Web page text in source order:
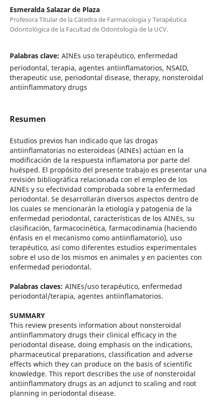
Esmeralda Salazar de Plaza
Profesora Titular de la Cátedra de Farmacología y Terapéutica
Odontológica de la Facultad de Odontología de la UCV.
Palabras clave: AINEs uso terapéutico, enfermedad
periodontal, terapia, agentes antiinflamatorios, NSAID,
therapeutic use, periodontal disease, therapy, nonsteroidal
antiinflammatory drugs
Resumen
Estudios previos han indicado que las drogas
antiinflamatorias no esteroideas (AINEs) actúan en la
modificación de la respuesta inflamatoria por parte del
huésped. El propósito del presente trabajo es presentar una
revisión bibliográfica relacionada con el empleo de los
AINEs y su efectividad comprobada sobre la enfermedad
periodontal. Se desarrollarán diversos aspectos dentro de
los cuales se mencionarán la etiología y patogenia de la
enfermedad periodontal, características de los AINEs, su
clasificación, farmacocinética, farmacodinamia (haciendo
énfasis en el mecanismo como antiinflamatorio), uso
terapéutico, así como diferentes estudios experimentales
sobre el uso de los mismos en animales y en pacientes con
enfermedad periodontal.
Palabras claves: AINEs/uso terapéutico, enfermedad
periodontal/terapia, agentes antiinflamatorios.
SUMMARY
This review presents information about nonsteroidal
antiinflammatory drugs their clinical efficacy in the
periodontal disease, doing emphasis on the indications,
pharmaceutical preparations, classification and adverse
effects which they can produce on the basis of scientific
knowledge. This report describes the use of nonsteroidal
antiinflammatory drugs as an adjunct to scaling and root
planning in periodontal disease.